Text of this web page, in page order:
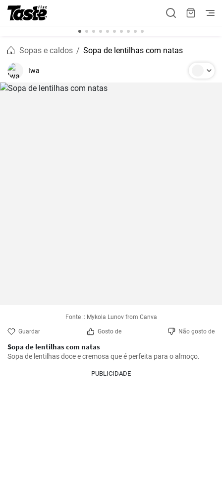
Sopas e caldos Sopa de lentilhas com natas
Iwa
Fonte :: Mykola Lunov from Canva
Guardar Gosto de Não gosto de
Sopa de lentilhas com natas
Sopa de lentilhas doce e cremosa que é perfeita para o almoço.
PUBLICIDADE